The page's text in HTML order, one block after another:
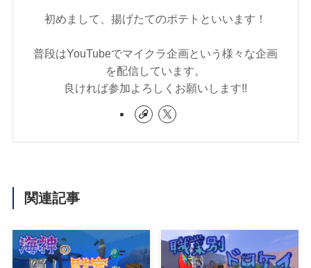
初めまして、揚げたてのポテトといいます！
普段はYouTubeでマイクラ企画という様々な企画
を配信しています。
良ければ参加よろしくお願いします!!
関連記事